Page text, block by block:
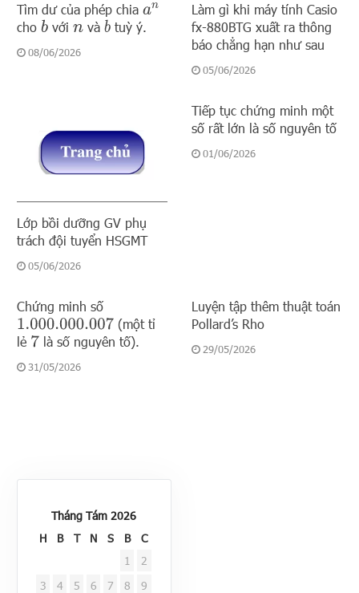
Tìm dư của phép chiaan
chob vớinvà b tuỳ ý.
08/06/2026
Làm gì khi máy tính Casio
fx-880BTG xuất ra thông
báo chẳng hạn như sau
05/06/2026
Lớp bồi dưỡng GV phụ
trách đội tuyển HSGMT
05/06/2026
Tiếp tục chứng minh một
số rất lớn là số nguyên tố
01/06/2026
Chứng minh số
1.000.000.007
(một tỉ
lẻ 7là số nguyên tố).
31/05/2026
Luyện tập thêm thuật toán
Pollard’s Rho
29/05/2026
Tháng Tám 2026
H
B T N S B
C
1
2
3
4 5 6 7 8
9